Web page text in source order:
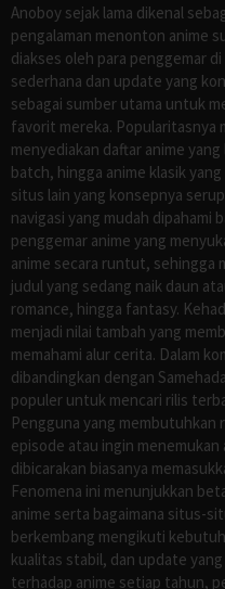
Anoboy sejak lama dikenal
pengalaman menonton anime
diakses oleh para penggemar
sederhana dan update yang
sebagai sumber utama untuk
favorit mereka. Popularitasnya
menyediakan daftar anime
batch, hingga anime klasik
situs lain yang konsepnya
navigasi yang mudah dipahami
penggemar anime yang
anime secara runtut, sehingga
judul yang sedang naik daun
romance, hingga fantasy.
menjadi nilai tambah yang
memahami alur cerita. Dalam
dibandingkan dengan
populer untuk mencari rilis
Pengguna yang
episode atau ingin menemukan
dibicarakan biasanya
Fenomena ini menunjukkan
anime serta bagaimana situs-
berkembang mengikuti
kualitas stabil, dan update
terhadap anime setiap tahun,